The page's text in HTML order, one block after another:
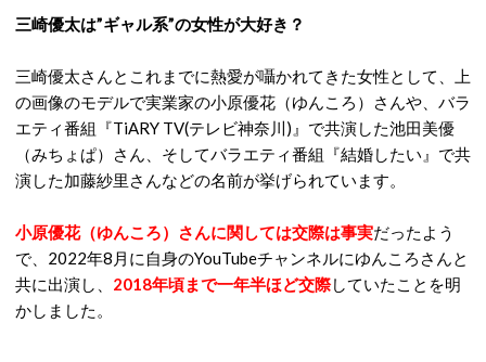
三崎優太は”ギャル系”の女性が大好き？
三崎優太さんとこれまでに熱愛が囁かれてきた女性として、上
の画像のモデルで実業家の小原優花（ゆんころ）さんや、バラ
エティ番組『TiARY TV(テレビ神奈川)』で共演した池田美優
（みちょぱ）さん、そしてバラエティ番組『結婚したい』で共
演した加藤紗里さんなどの名前が挙げられています。
小原優花（ゆんころ）さんに関しては交際は事実だったよう
で、2022年8月に自身のYouTubeチャンネルにゆんころさんと
共に出演し、 2018年頃まで一年半ほど交際していたことを明
かしました。